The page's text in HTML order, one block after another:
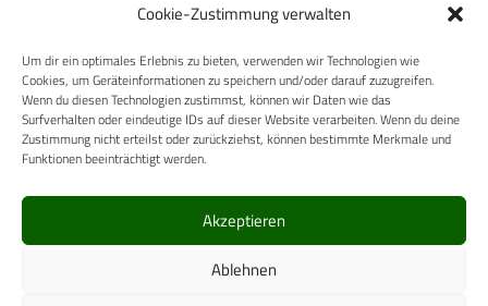
Cookie-Zustimmung verwalten
Um dir ein optimales Erlebnis zu bieten, verwenden wir Technologien wie
Cookies, um Geräteinformationen zu speichern und/oder darauf zuzugreifen.
Wenn du diesen Technologien zustimmst, können wir Daten wie das
Surfverhalten oder eindeutige IDs auf dieser Website verarbeiten. Wenn du deine
Zustimmung nicht erteilst oder zurückziehst, können bestimmte Merkmale und
Funktionen beeinträchtigt werden.
Akzeptieren
Ablehnen
RECHTLICHES
Datenschutzerklärung
Cookie-Richtlinie (EU)